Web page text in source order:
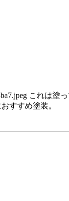
これは塗
すすめ塗装。